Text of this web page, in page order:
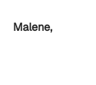
Malene,